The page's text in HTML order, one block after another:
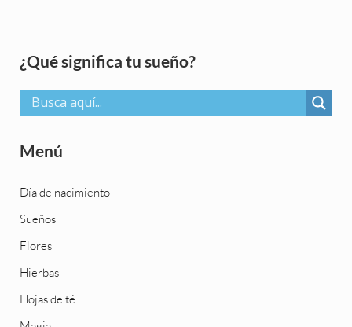
Sidebar
¿Qué significa tu sueño?
Menú
Día de nacimiento
Sueños
Flores
Hierbas
Hojas de té